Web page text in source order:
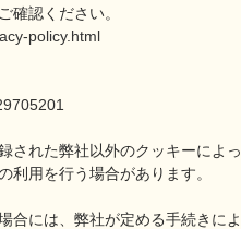
確認ください。
policy.html
れた弊社以外のクッキーによ
用を行う場合があります。
合には、弊社が定める手続きに